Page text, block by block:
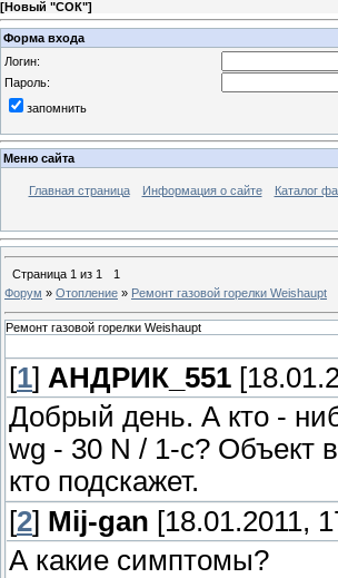
[Новый "СОК"]
Форма входа
Логин:
Пароль:
запомнить
Меню сайта
Главная страница Информация о сайте Каталог
Страница 1 из 1
1
Форум » Отопление » Ремонт газовой горелки Weishaupt
Ремонт газовой горелки Weishaupt
[1] АНДРИК_551
Добрый день. А кто -
wg - 30 N / 1-с? Объект
кто подскажет.
[2] Mij-gan [18.01.2011,
А какие симптомы?